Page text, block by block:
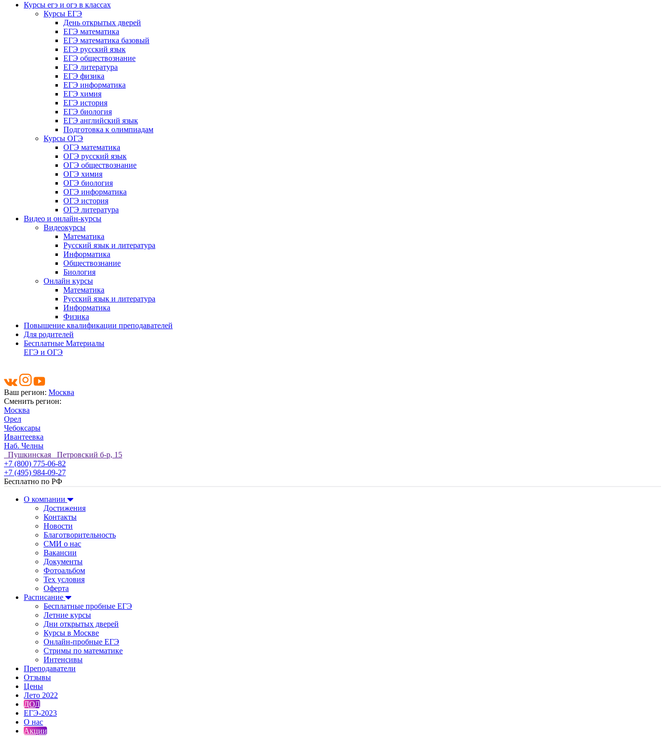
Курсы егэ и огэ в классах
Курсы ЕГЭ
День открытых дверей
ЕГЭ математика
ЕГЭ математика базовый
ЕГЭ русский язык
ЕГЭ обществознание
ЕГЭ литература
ЕГЭ физика
ЕГЭ информатика
ЕГЭ химия
ЕГЭ история
ЕГЭ биология
ЕГЭ английский язык
Подготовка к олимпиадам
Курсы ОГЭ
ОГЭ математика
ОГЭ русский язык
ОГЭ обществознание
ОГЭ химия
ОГЭ биология
ОГЭ информатика
ОГЭ история
ОГЭ литература
Видео и онлайн-курсы
Видеокурсы
Математика
Русский язык и литература
Информатика
Обществознание
Биология
Онлайн курсы
Математика
Русский язык и литература
Информатика
Физика
Повышение квалификации преподавателей
Для родителей
Бесплатные Материалы
ЕГЭ и ОГЭ
Ваш регион: Москва
Сменить регион:
Москва
Орел
Чебоксары
Ивантеевка
Наб. Челны
Пушкинская Петровский б-р, 15
+7 (800) 775-06-82
+7 (495) 984-09-27
Бесплатно по РФ
О компании
Достижения
Контакты
Новости
Благотворительность
СМИ о нас
Вакансии
Документы
Фотоальбом
Тех условия
Оферта
Расписание
Бесплатные пробные ЕГЭ
Летние курсы
Дни открытых дверей
Курсы в Москве
Онлайн-пробные ЕГЭ
Стримы по математике
Интенсивы
Преподаватели
Отзывы
Цены
Лето 2022
ДОД
ЕГЭ-2023
О нас
Акции